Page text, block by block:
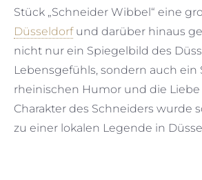
Stück „Schneider Wibbel“ eine
Düsseldorfund darüber hinaus
nicht nur ein Spiegelbild des
Lebensgefühls, sondern auch ein
rheinischen Humor und die Liebe
Charakter des Schneiders wurde
zu einer lokalen Legende in